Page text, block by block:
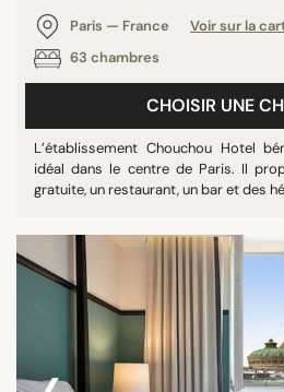
Paris — France
Voir sur la
63 chambres
CHOISIR UNE
L’établissement Chouchou Hotel
idéal dans le centre de Paris. Il
gratuite, un restaurant, un bar et des